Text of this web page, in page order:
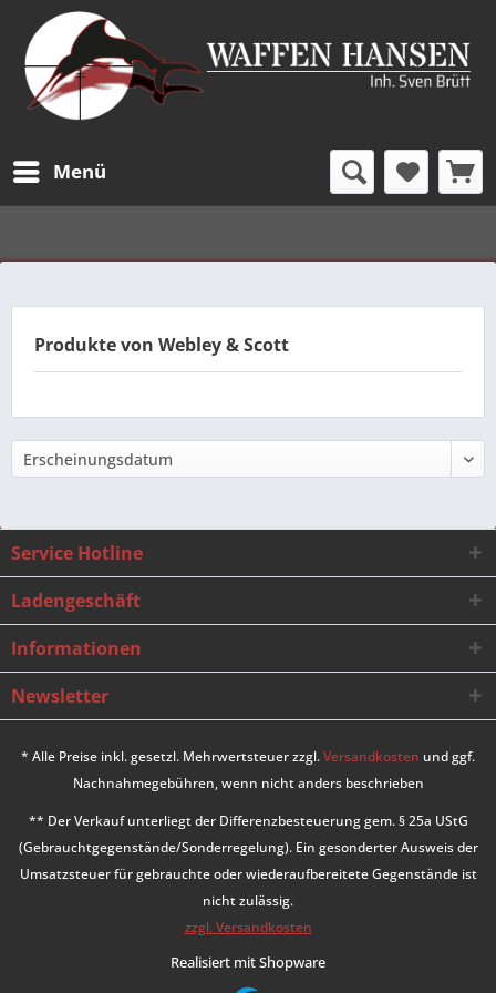
Menü
Produkte von Webley & Scott
Service Hotline
Ladengeschäft
Informationen
Newsletter
* Alle Preise inkl. gesetzl. Mehrwertsteuer zzgl.Versandkosten und ggf.
Nachnahmegebühren, wenn nicht anders beschrieben
** Der Verkauf unterliegt der Differenzbesteuerung gem. § 25a UStG
(Gebrauchtgegenstände/Sonderregelung). Ein gesonderter Ausweis der
Umsatzsteuer für gebrauchte oder wiederaufbereitete Gegenstände ist
nicht zulässig.
zzgl. Versandkosten
Realisiert mit Shopware